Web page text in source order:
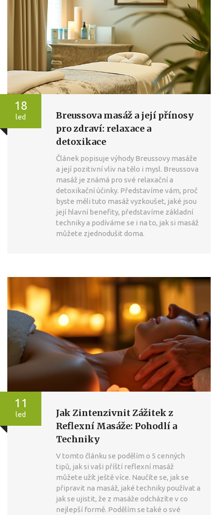
18
led
Breussova masáž a její přínosy
pro zdraví: relaxace a
detoxikace
Článek popisuje výhody Breussovy masáže
a její pozitivní vliv na tělo i mysl. Breussova
masáž je známá pro své relaxační a
detoxikační účinky. Představíme vám, proč
byste měli tuto masáž vyzkoušet, jaké jsou
její hlavní benefity, představíme základní
techniky a podíváme se i na to, jak si masáž
můžete zjednodušit doma.
11
led
Jak Zintenzivnit Zážitek z
Reflexní Masáže: Pohodlí a
Techniky
V tomto článku se podělím o 5 cenných
tipů, jak si vaši příští reflexní masáž
můžete užít ještě více. Naučíte se, jak se
připravit na masáž, jaké techniky používat a
jak se ujistit, že z masáže odcházíte v co
nejlepší formě. Podělím se také o své